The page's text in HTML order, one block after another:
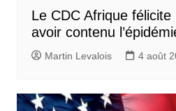
Le CDC Afrique félicite
avoir contenu
Martin Levalois 4 août